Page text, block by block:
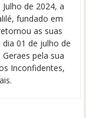
de 2024, a
fundado em
as suas
01 de julho de
pela sua
Inconfidentes,